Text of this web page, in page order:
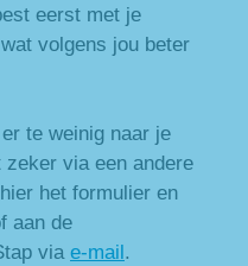
eerst met je
volgens jou beter
te weinig naar je
via een andere
het formulier en
aan de
via e-mail.